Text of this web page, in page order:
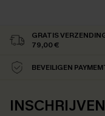
GRATIS
79,00 €
BEVEILIGEN